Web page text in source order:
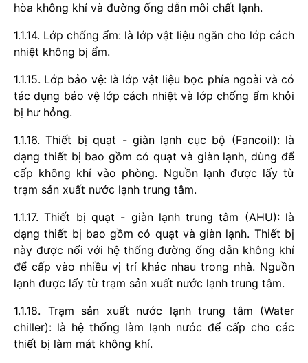
hòa không khí và đường ống dẫn môi chất lạnh.
1.1.14. Lớp chống ẩm: là lớp vật liệu ngăn cho lớp cách
nhiệt không bị ẩm.
1.1.15. Lớp bảo vệ: là lớp vật liệu bọc phía ngoài và có
tác dụng bảo vệ lớp cách nhiệt và lớp chống ẩm khỏi
bị hư hỏng.
1.1.16. Thiết bị quạt - giàn lạnh cục bộ (Fancoil): là
dạng thiết bị bao gồm có quạt và giàn lạnh, dùng để
cấp không khí vào phòng. Nguồn lạnh được lấy từ
trạm sản xuất nước lạnh trung tâm.
1.1.17. Thiết bị quạt - giàn lạnh trung tâm (AHU): là
dạng thiết bị bao gồm có quạt và giàn lạnh. Thiết bị
này được nối với hệ thống đường ống dẫn không khí
để cấp vào nhiều vị trí khác nhau trong nhà. Nguồn
lạnh được lấy từ trạm sản xuất nước lạnh trung tâm.
1.1.18. Trạm sản xuất nước lạnh trung tâm (Water
chiller): là hệ thống làm lạnh nưóc để cấp cho các
thiết bị làm mát không khí.